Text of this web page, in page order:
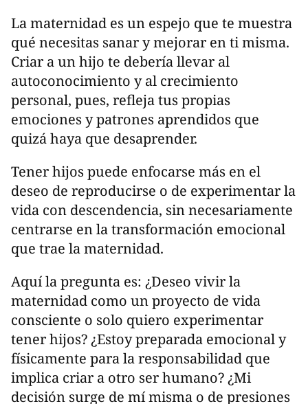
La maternidad es un espejo que te muestra
qué necesitas sanar y mejorar en ti misma.
Criar a un hijo te debería llevar al
autoconocimiento y al crecimiento
personal, pues, refleja tus propias
emociones y patrones aprendidos que
quizá haya que desaprender.
Tener hijos puede enfocarse más en el
deseo de reproducirse o de experimentar la
vida con descendencia, sin necesariamente
centrarse en la transformación emocional
que trae la maternidad.
Aquí la pregunta es: ¿Deseo vivir la
maternidad como un proyecto de vida
consciente o solo quiero experimentar
tener hijos? ¿Estoy preparada emocional y
físicamente para la responsabilidad que
implica criar a otro ser humano? ¿Mi
decisión surge de mí misma o de presiones